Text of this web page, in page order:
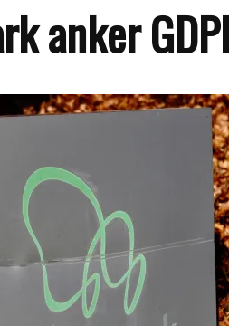
anker